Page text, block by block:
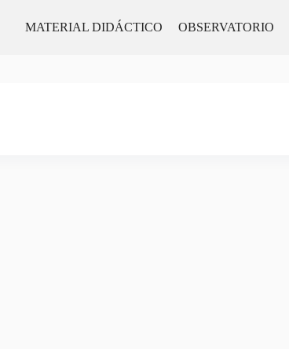
MATERIAL DIDÁCTICO OBSERVATORIO